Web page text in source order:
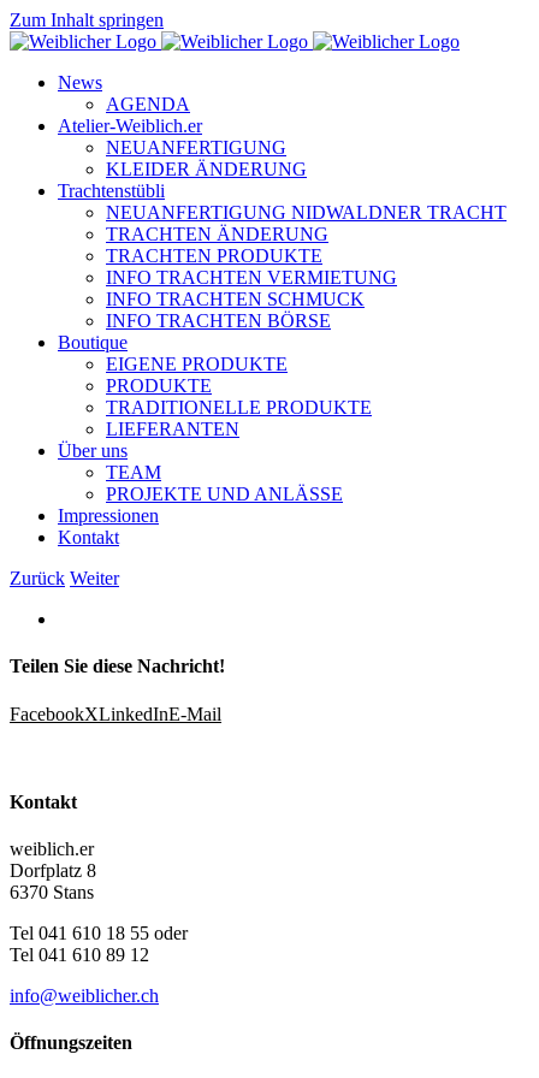
Zum Inhalt springen
News
AGENDA
Atelier-Weiblich.er
NEUANFERTIGUNG
KLEIDER ÄNDERUNG
Trachtenstübli
NEUANFERTIGUNG NIDWALDNER TRACHT
TRACHTEN ÄNDERUNG
TRACHTEN PRODUKTE
INFO TRACHTEN VERMIETUNG
INFO TRACHTEN SCHMUCK
INFO TRACHTEN BÖRSE
Boutique
EIGENE PRODUKTE
PRODUKTE
TRADITIONELLE PRODUKTE
LIEFERANTEN
Über uns
TEAM
PROJEKTE UND ANLÄSSE
Impressionen
Kontakt
Zurück Weiter
Teilen Sie diese Nachricht!
FacebookXLinkedInE-Mail
Kontakt
weiblich.er
Dorfplatz 8
6370 Stans
Tel 041 610 18 55 oder
Tel 041 610 89 12
info@weiblicher.ch
Öffnungszeiten